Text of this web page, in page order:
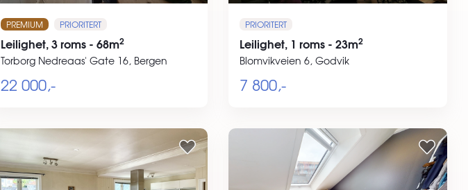
PREMIUM PRIORITERT
Leilighet, 3 roms - 68m2
Torborg Nedreaas' Gate 16, Bergen
22 000,-
PRIORITERT
Leilighet, 1 roms - 23m2
Blomvikveien 6, Godvik
7 800,-